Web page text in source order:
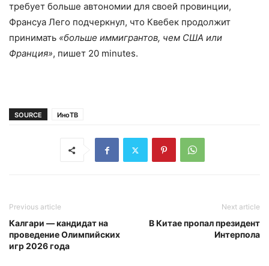
требует больше автономии для своей провинции,
Франсуа Лего подчеркнул, что Квебек продолжит
принимать «больше иммигрантов, чем США или
Франция», пишет 20 minutes.
SOURCE ИноТВ
Previous article
Калгари — кандидат на
проведение Олимпийских
игр 2026 года
Next article
В Китае пропал президент
Интерпола